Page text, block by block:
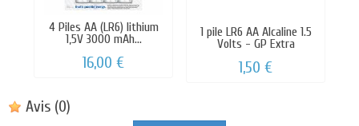
4 Piles AA (LR6) lithium
1,5V 3000 mAh...
16,00 €
1 pile LR6 AA Alcaline 1.5
Volts - GP Extra
1,50 €
Avis (0)